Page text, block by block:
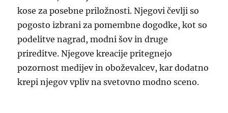
kose za posebne priložnosti. Njegovi čevlji so
pogosto izbrani za pomembne dogodke, kot so
podelitve nagrad, modni šov in druge
prireditve. Njegove kreacije pritegnejo
pozornost medijev in oboževalcev, kar dodatno
krepi njegov vpliv na svetovno modno sceno.